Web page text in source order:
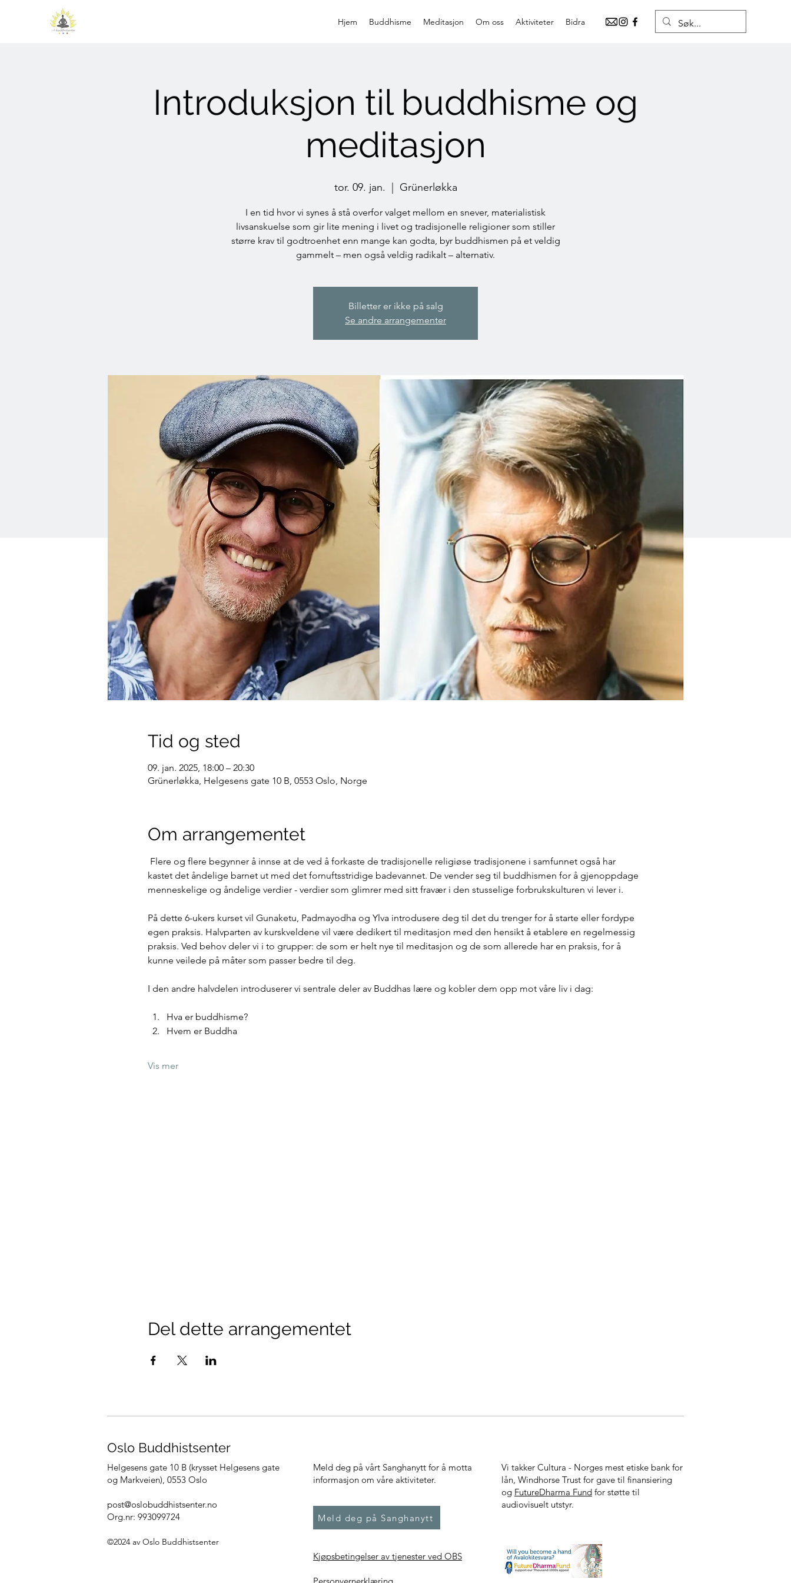
Hjem Buddhisme Meditasjon Om oss Aktiviteter Bidra
Introduksjon til buddhisme og
meditasjon
tor. 09. jan. Grünerløkka
I en tid hvor vi synes å stå overfor valget mellom en snever, materialistisk
livsanskuelse som gir lite mening i livet og tradisjonelle religioner som stiller
større krav til godtroenhet enn mange kan godta, byr buddhismen på et veldig
gammelt – men også veldig radikalt – alternativ.
Billetter er ikke på salg
Se andre arrangementer
Tid og sted
09. jan. 2025, 18:00 – 20:30
Grünerløkka, Helgesens gate 10 B, 0553 Oslo, Norge
Om arrangementet
kastet det åndelige barnet ut med det fornuftsstridige badevannet. De vender seg til buddhismen for å gjenoppdage
menneskelige og åndelige verdier - verdier som glimrer med sitt fravær i den stusselige forbrukskulturen vi lever i.
På dette 6-ukers kurset vil Gunaketu, Padmayodha og Ylva introdusere deg til det du trenger for å starte eller fordype
egen praksis. Halvparten av kurskveldene vil være dedikert til meditasjon med den hensikt å etablere en regelmessig
praksis. Ved behov deler vi i to grupper: de som er helt nye til meditasjon og de som allerede har en praksis, for å
kunne veilede på måter som passer bedre til deg.
I den andre halvdelen introduserer vi sentrale deler av Buddhas lære og kobler dem opp mot våre liv i dag:
Hva er buddhisme?
Hvem er Buddha
Vis mer
Del dette arrangementet
Oslo Buddhistsenter
Helgesens gate 10 B (krysset Helgesens gate
og Markveien), 0553 Oslo
post@oslobuddhistsenter.no
Org.nr: 993099724
©2024 av Oslo Buddhistsenter
Meld deg på vårt Sanghanytt for å motta
informasjon om våre aktiviteter.
Meld deg på Sanghanytt
Kjøpsbetingelser av tjenester ved OBS
Vi takker Cultura - Norges mest etiske bank for
lån, Windhorse Trust for gave til finansiering
og FutureDharma Fund for støtte til
audiovisuelt utstyr.